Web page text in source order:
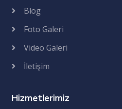
Blog
Foto Galeri
Video Galeri
İletişim
Hizmetlerimiz